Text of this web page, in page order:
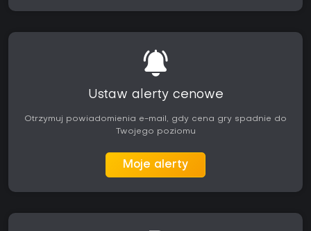
Ustaw alerty cenowe
Otrzymuj powiadomienia e-mail, gdy cena gry spadnie do
Twojego poziomu
Moje alerty